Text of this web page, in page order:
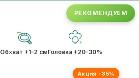
РЕКОМЕНДУЕМ
Обхват +1–2 смГоловка +20–30%
Акция −35%